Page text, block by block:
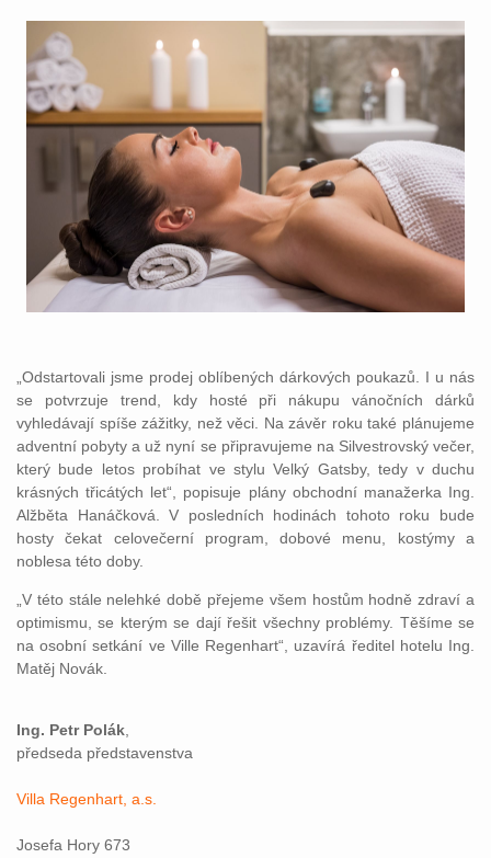
„Odstartovali jsme prodej oblíbených dárkových poukazů. I u nás
se potvrzuje trend, kdy hosté při nákupu vánočních dárků
vyhledávají spíše zážitky, než věci. Na závěr roku také plánujeme
adventní pobyty a už nyní se připravujeme na Silvestrovský večer,
který bude letos probíhat ve stylu Velký Gatsby, tedy v duchu
krásných třicátých let“, popisuje plány obchodní manažerka Ing.
Alžběta Hanáčková. V posledních hodinách tohoto roku bude
hosty čekat celovečerní program, dobové menu, kostýmy a
noblesa této doby.
„V této stále nelehké době přejeme všem hostům hodně zdraví a
optimismu, se kterým se dají řešit všechny problémy. Těšíme se
na osobní setkání ve Ville Regenhart“, uzavírá ředitel hotelu Ing.
Matěj Novák.
Ing. Petr Polák,
předseda představenstva
Villa Regenhart, a.s.
Josefa Hory 673